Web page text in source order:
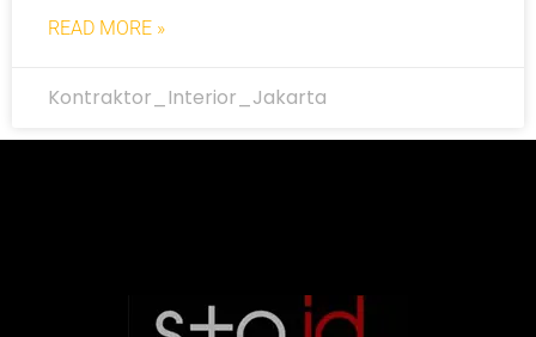
READ MORE »
Kontraktor_Interior_Jakarta